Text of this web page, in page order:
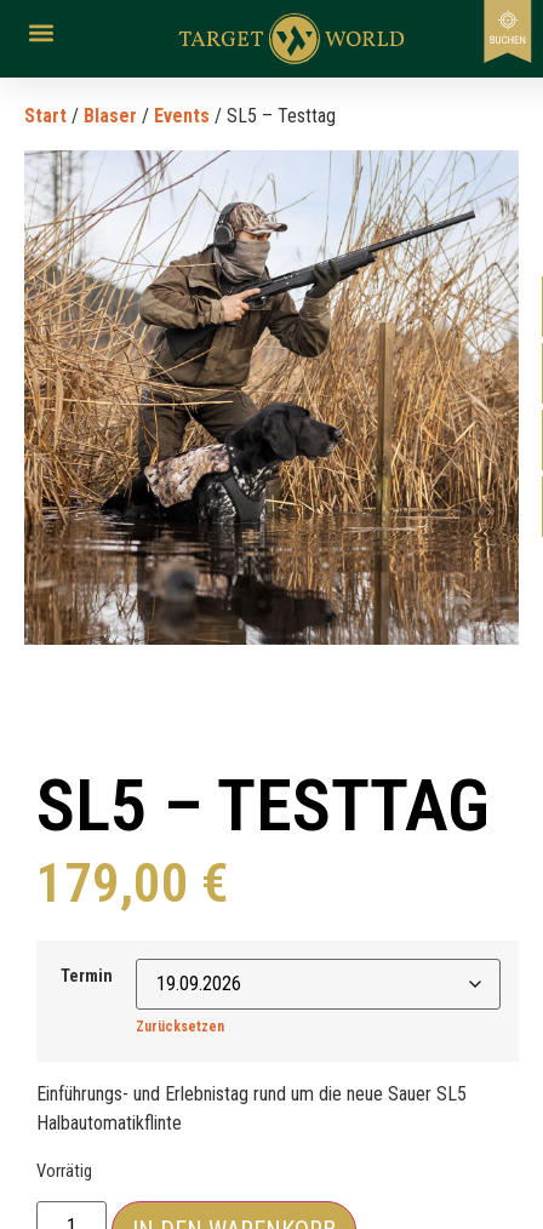
Start / Blaser / Events / SL5 – Testtag
SL5 – TESTTAG
179,00 €
Termin
Zurücksetzen
Einführungs- und Erlebnistag rund um die neue Sauer SL5
Halbautomatikflinte
Vorrätig